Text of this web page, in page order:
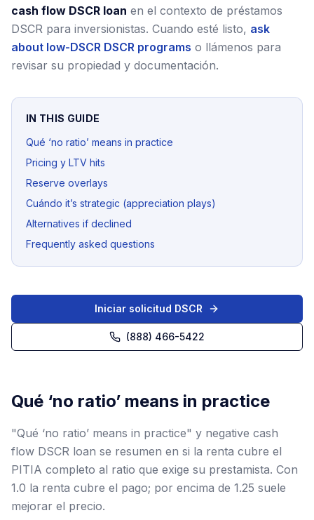
cash flow DSCR loan en el contexto de préstamos
DSCR para inversionistas. Cuando esté listo, ask
about low-DSCR DSCR programs o llámenos para
revisar su propiedad y documentación.
IN THIS GUIDE
Qué ‘no ratio’ means in practice
Pricing y LTV hits
Reserve overlays
Cuándo it’s strategic (appreciation plays)
Alternatives if declined
Frequently asked questions
Iniciar solicitud DSCR
(888) 466-5422
Qué ‘no ratio’ means in practice
"Qué ‘no ratio’ means in practice" y negative cash
flow DSCR loan se resumen en si la renta cubre el
PITIA completo al ratio que exige su prestamista. Con
1.0 la renta cubre el pago; por encima de 1.25 suele
mejorar el precio.